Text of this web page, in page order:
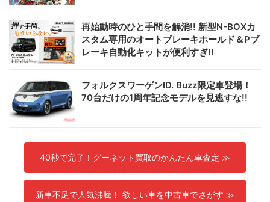
再始動時のひと手間を解消!! 新型N-BOXカ
スタム専用のオートブレーキホールド＆Pブ
レーキ自動化キットが便利すぎ!!
フォルクスワーゲンID. Buzz限定車登場！
70台だけの1周年記念モデルを見逃すな!!
40秒で完了！グーネット買取のかんたん車査定 ≫
新車不足で人気沸騰！ 欲しい車を中古車でさがす ≫